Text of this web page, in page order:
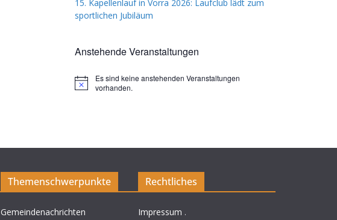
15. Kapellenlauf in Vorra 2026: Laufclub lädt zum
sportlichen Jubiläum
Anstehende Veranstaltungen
H
Es sind keine anstehenden Veranstaltungen
vorhanden.
Themenschwerpunkte
Gemeindenachrichten
Rechtliches
Impressum .